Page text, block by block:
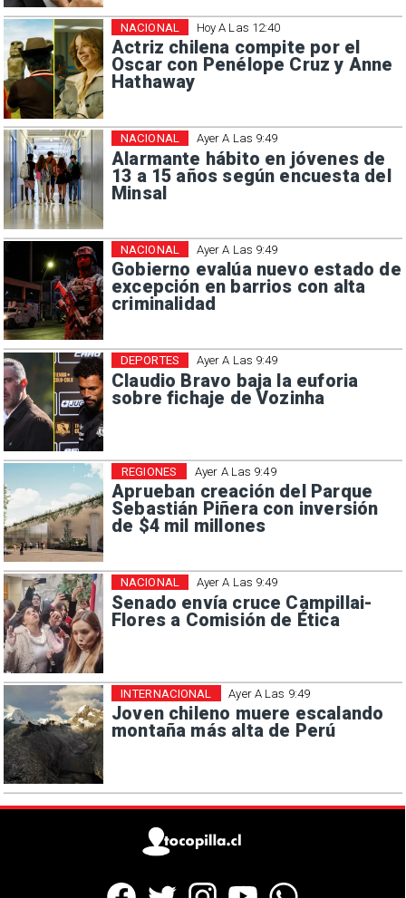
Hoy A Las 12:40
Actriz chilena compite por el
Oscar con Penélope Cruz y Anne
Hathaway
NACIONAL
Ayer A Las 9:49
Alarmante hábito en jóvenes de
13 a 15 años según encuesta del
Minsal
NACIONAL
Ayer A Las 9:49
Gobierno evalúa nuevo estado de
excepción en barrios con alta
criminalidad
NACIONAL
Ayer A Las 9:49
Claudio Bravo baja la euforia
sobre fichaje de Vozinha
DEPORTES
Ayer A Las 9:49
Aprueban creación del Parque
Sebastián Piñera con inversión
de $4 mil millones
REGIONES
Ayer A Las 9:49
Senado envía cruce Campillai-
Flores a Comisión de Ética
NACIONAL
Ayer A Las 9:49
Joven chileno muere escalando
montaña más alta de Perú
INTERNACIONAL